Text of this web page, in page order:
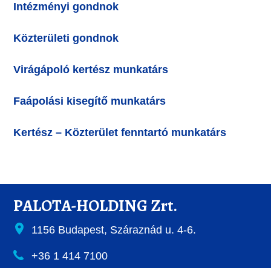
Intézményi gondnok
Közterületi gondnok
Virágápoló kertész munkatárs
Faápolási kisegítő munkatárs
Kertész – Közterület fenntartó munkatárs
PALOTA-HOLDING Zrt.
1156 Budapest, Száraznád u. 4-6.
+36 1 414 7100